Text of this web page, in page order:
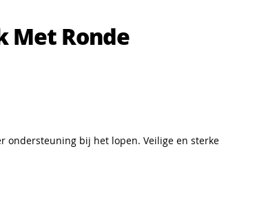
Met Ronde
ondersteuning bij het lopen. Veilige en sterke